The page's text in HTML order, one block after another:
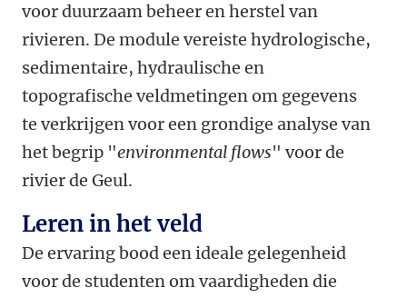
voor duurzaam beheer en herstel van
rivieren. De module vereiste hydrologische,
sedimentaire, hydraulische en
topografische veldmetingen om gegevens
te verkrijgen voor een grondige analyse van
het begrip "environmental flows" voor de
rivier de Geul.
Leren in het veld
De ervaring bood een ideale gelegenheid
voor de studenten om vaardigheden die